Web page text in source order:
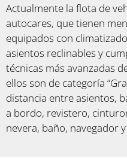
Actualmente la flota de
autocares, que tienen
equipados con
asientos reclinables y
técnicas más avanzadas
ellos son de categoría
distancia entre asientos,
a bordo, revistero,
nevera, baño, navegador